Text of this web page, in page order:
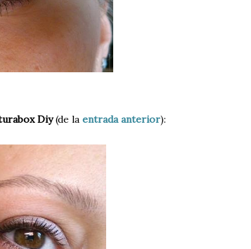
Diy(de la entrada anterior):